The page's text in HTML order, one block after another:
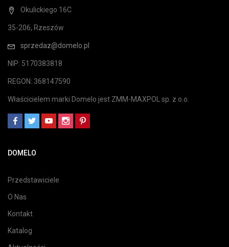
Okulickiego 16C
35-206, Rzeszów
sprzedaz@domelo.pl
NIP: 5170383818
REGON: 368147590
Właścicielem marki Domelo jest ZMM-MAXPOL sp. z o.o.
DOMELO
Przedstawiciele
O Nas
Kontakt
Katalog